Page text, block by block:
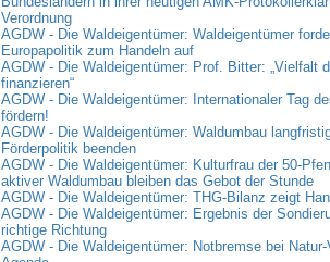
Verordnung
AGDW - Die Waldeigentümer: Waldeigentümer
Europapolitik zum Handeln auf
AGDW - Die Waldeigentümer: Prof. Bitter: „Vielfalt
finanzieren“
AGDW - Die Waldeigentümer: Internationaler Tag
fördern!
AGDW - Die Waldeigentümer: Waldumbau
Förderpolitik beenden
AGDW - Die Waldeigentümer: Kulturfrau der 50-
aktiver Waldumbau bleiben das Gebot der Stunde
AGDW - Die Waldeigentümer: THG-Bilanz zeigt
AGDW - Die Waldeigentümer: Ergebnis der
richtige Richtung
AGDW - Die Waldeigentümer: Notbremse bei